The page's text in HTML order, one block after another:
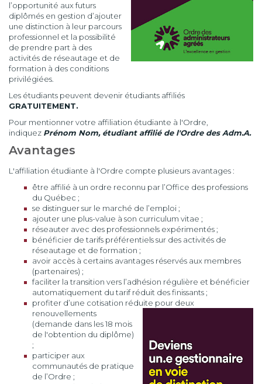
l’opportunité aux futurs
diplômés en gestion d’ajouter
une distinction à leur parcours
professionnel et la possibilité
de prendre part à des
activités de réseautage et de
formation à des conditions
privilégiées.
Les étudiants peuvent devenir étudiants affiliés
GRATUITEMENT.
Pour mentionner votre affiliation étudiante à l'Ordre,
indiquez Prénom Nom, étudiant affilié de l'Ordre des Adm.A.
Avantages
L'affiliation étudiante à l'Ordre compte plusieurs avantages :
être affilié à un ordre reconnu par l’Office des professions
du Québec ;
se distinguer sur le marché de l’emploi ;
ajouter une plus-value à son curriculum vitae ;
réseauter avec des professionnels expérimentés ;
bénéficier de tarifs préférentiels sur des activités de
réseautage et de formation ;
avoir accès à certains avantages réservés aux membres
(partenaires) ;
faciliter la transition vers l’adhésion régulière et bénéficier
automatiquement du tarif réduit des finissants ;
profiter d’une cotisation réduite pour deux
renouvellements
(demande dans les 18 mois
de l'obtention du diplôme)
;
participer aux
communautés de pratique
de l’Ordre ;